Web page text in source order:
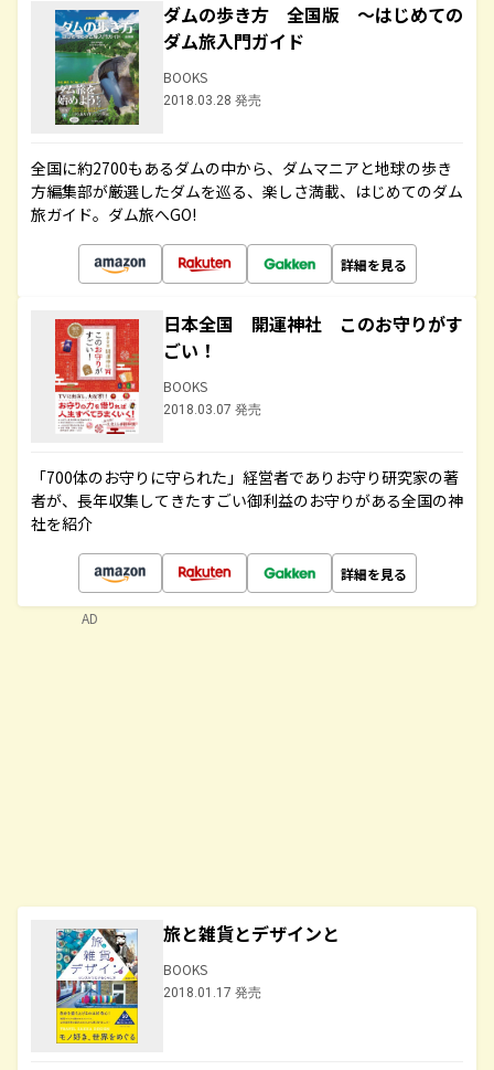
ダムの歩き方 全国版 ～はじめての
ダム旅入門ガイド
BOOKS
2018.03.28 発売
全国に約2700もあるダムの中から、ダムマニアと地球の歩き
方編集部が厳選したダムを巡る、楽しさ満載、はじめてのダム
旅ガイド。ダム旅へGO!
詳細を見る
日本全国 開運神社 このお守りがす
ごい！
BOOKS
2018.03.07 発売
「700体のお守りに守られた」経営者でありお守り研究家の著
者が、長年収集してきたすごい御利益のお守りがある全国の神
社を紹介
詳細を見る
旅と雑貨とデザインと
BOOKS
2018.01.17 発売
AD